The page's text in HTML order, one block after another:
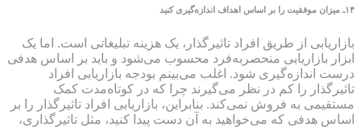
۱۴ـ میزان موفقیت را بر اساس اهداف اندازه‌گیری کنید
بازاریابی از طریق افراد تاثیرگذار، یک هزینه تبلیغاتی است. اما یک
ابزار بازاریابی منحصربه‌فرد محسوب می‌شود و باید بر اساس هدفی
درست اندازه‌گیری شود. اغلب می‌بینم بودجه بازاریابی افراد
تاثیرگذار را کم در نظر می‌گیرند چرا که در کوتاه‌مدت کمک
مستقیمی به فروش نمی‌کند. بنابراین، بازاریابی افراد تاثیرگذار را بر
اساس هدفی که می‌خواهید به آن دست پیدا کنید، مثل تاثیرگذاری،